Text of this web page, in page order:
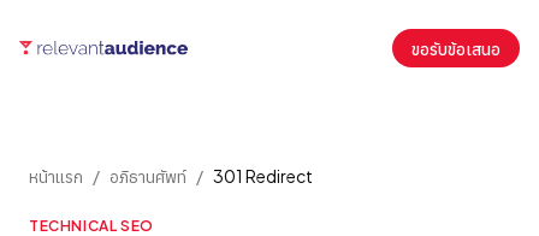
ขอรับข้อเสนอ
หน้าแรก / อภิธานศัพท์ / 301 Redirect
TECHNICAL SEO